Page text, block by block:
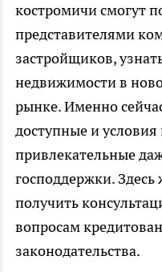
костромичи смогут
представителями
застройщиков,
недвижимости в
рынке. Именно
доступные и
привлекательные
господдержки. Здесь
получить
вопросам
законодательства.